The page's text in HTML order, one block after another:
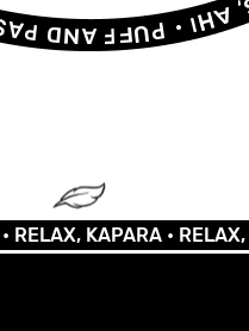
KAPARA •RELAX,